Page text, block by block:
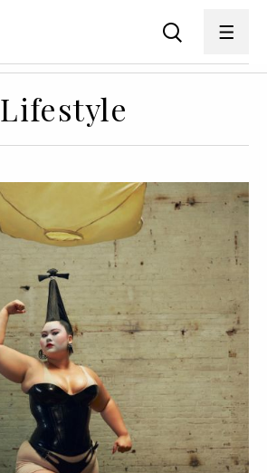
Lifestyle